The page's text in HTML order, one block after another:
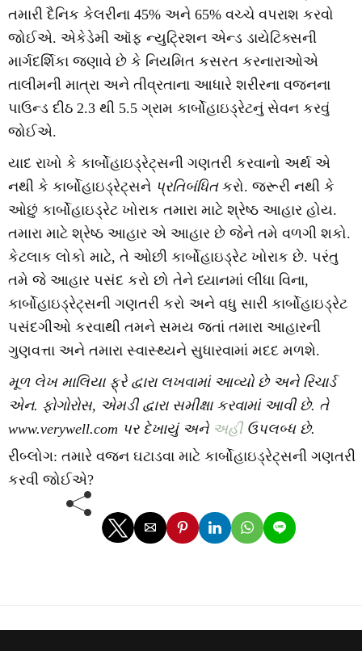
તમારી દૈનિક કેલરીના 45% અને 65% વચ્ચે વપરાશ કરવો
જોઈએ. એકેડેમી ઑફ ન્યુટ્રિશન એન્ડ ડાયેટિક્સની
માર્ગદર્શિકા જણાવે છે કે નિયમિત કસરત કરનારાઓએ
તાલીમની માત્રા અને તીવ્રતાના આધારે શરીરના વજનના
પાઉન્ડ દીઠ 2.3 થી 5.5 ગ્રામ કાર્બોહાઇડ્રેટનું સેવન કરવું
જોઈએ.
યાદ રાખો કે કાર્બોહાઇડ્રેટ્સની ગણતરી કરવાનો અર્થ એ
નથી કે કાર્બોહાઇડ્રેટ્સને પ્રતિબંધિતકરો. જરૂરી નથી કે
ઓછું કાર્બોહાઇડ્રેટ ખોરાક તમારા માટે શ્રેષ્ઠ આહાર હોય.
તમારા માટે શ્રેષ્ઠ આહાર એ આહાર છે જેને તમે વળગી શકો.
કેટલાક લોકો માટે, તે ઓછી કાર્બોહાઇડ્રેટ ખોરાક છે. પરંતુ
તમે જે આહાર પસંદ કરો છો તેને ધ્યાનમાં લીધા વિના,
કાર્બોહાઇડ્રેટ્સની ગણતરી કરો અને વધુ સારી કાર્બોહાઇડ્રેટ
પસંદગીઓ કરવાથી તમને સમય જતાં તમારા આહારની
ગુણવત્તા અને તમારા સ્વાસ્થ્યને સુધારવામાં મદદ મળશે.
મૂળ લેખ માલિયા ફ્રે દ્વારા લખવામાં આવ્યો છે અને રિચાર્ડ
એન. ફોગોરોસ, એમડી દ્વારા સમીક્ષા કરવામાં આવી છે. તે
www.verywell.com પર દેખાયું અને અહીંઉપલબ્ધ છે.
રીબ્લોગ: તમારે વજન ઘટાડવા માટે કાર્બોહાઇડ્રેટ્સની ગણતરી
કરવી જોઈએ?